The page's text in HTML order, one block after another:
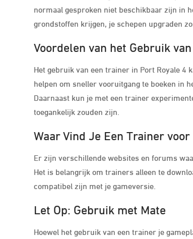
normaal gesproken niet beschikbaar zijn in
grondstoffen krijgen, je schepen upgraden
Voordelen van het Gebruik
Het gebruik van een trainer in Port Royale 4
helpen om sneller vooruitgang te boeken in
Daarnaast kun je met een trainer
toegankelijk zouden zijn.
Waar Vind Je Een Trainer
Er zijn verschillende websites en forums
Het is belangrijk om trainers alleen te
compatibel zijn met je gameversie.
Let Op: Gebruik met Mate
Hoewel het gebruik van een trainer je